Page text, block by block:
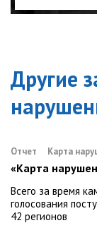
Другие
Отчет Карта
«Карта
Всего за время
голосования
42 регионов